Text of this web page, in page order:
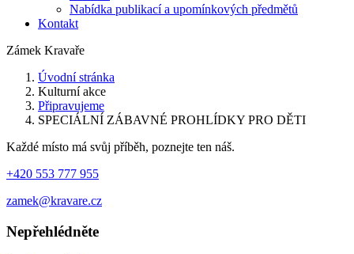
Nabídka publikací a upomínkových předmětů
Kontakt
Zámek Kravaře
Úvodní stránka
Kulturní akce
Připravujeme
SPECIÁLNÍ ZÁBAVNÉ PROHLÍDKY PRO DĚTI
Každé místo má svůj příběh, poznejte ten náš.
+420 553 777 955
zamek@kravare.cz
Nepřehlédněte